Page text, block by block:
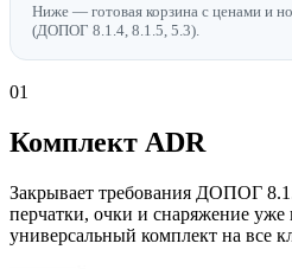
Ниже — готовая корзина с ценами и
(ДОПОГ 8.1.4, 8.1.5, 5.3).
01
Комплект ADR
Закрывает требования ДОПОГ
перчатки, очки и снаряжение
универсальный комплект на все